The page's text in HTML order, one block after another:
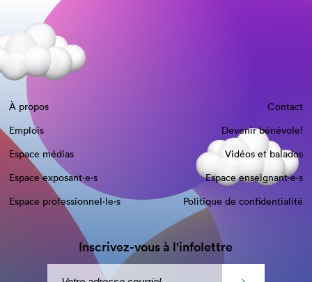
À propos
Contact
Emplois
Devenir bénévole!
Espace médias
Vidéos et balados
Espace exposant·e⋅s
Espace enseignant·e⋅s
Espace professionnel·le⋅s
Politique de confidentialité
Inscrivez-vous à l'infolettre